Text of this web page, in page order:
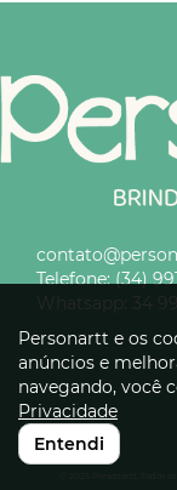
Telefone:(34)
Whatsapp:
34
Personartt e os
anúncios e
navegando, você
Privacidade
Entendi